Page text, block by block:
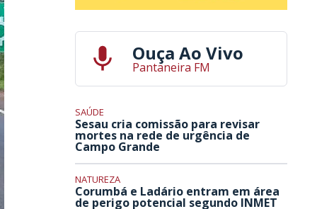
Ouça Ao Vivo
Pantaneira FM
SAÚDE
Sesau cria comissão para revisar
mortes na rede de urgência de
Campo Grande
NATUREZA
Corumbá e Ladário entram em área
de perigo potencial segundo INMET